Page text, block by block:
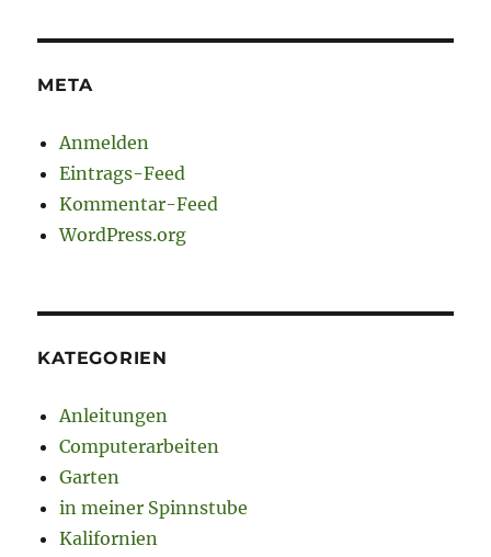
META
Anmelden
Eintrags-Feed
Kommentar-Feed
WordPress.org
KATEGORIEN
Anleitungen
Computerarbeiten
Garten
in meiner Spinnstube
Kalifornien